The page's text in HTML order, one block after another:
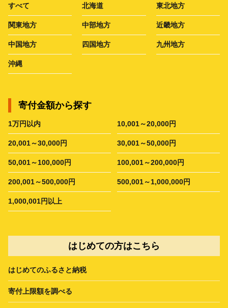
すべて 北海道 東北地方
関東地方 中部地方 近畿地方
中国地方 四国地方 九州地方
沖縄
寄付金額から探す
1万円以内 10,001～20,000円
20,001～30,000円 30,001～50,000円
50,001～100,000円 100,001～200,000円
200,001～500,000円 500,001～1,000,000円
1,000,001円以上
はじめての方はこちら
はじめてのふるさと納税
寄付上限額を調べる